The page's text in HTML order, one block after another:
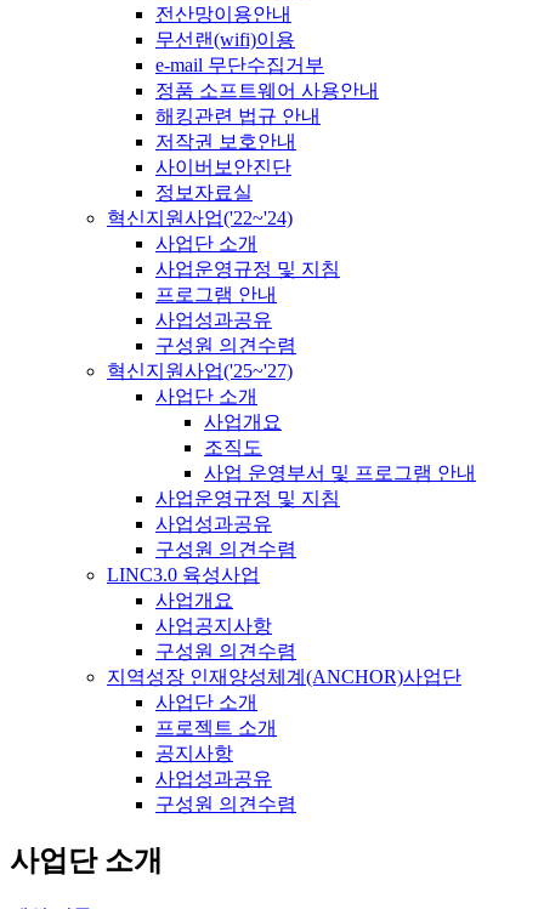
전산망이용안내
무선랜(wifi)이용
e-mail 무단수집거부
정품 소프트웨어 사용안내
해킹관련 법규 안내
저작권 보호안내
사이버보안진단
정보자료실
혁신지원사업('22~'24)
사업단 소개
사업운영규정 및 지침
프로그램 안내
사업성과공유
구성원 의견수렴
혁신지원사업('25~'27)
사업단 소개
사업개요
조직도
사업 운영부서 및 프로그램 안내
사업운영규정 및 지침
사업성과공유
구성원 의견수렴
LINC3.0 육성사업
사업개요
사업공지사항
구성원 의견수렴
지역성장 인재양성체계(ANCHOR)사업단
사업단 소개
프로젝트 소개
공지사항
사업성과공유
구성원 의견수렴
사업단 소개